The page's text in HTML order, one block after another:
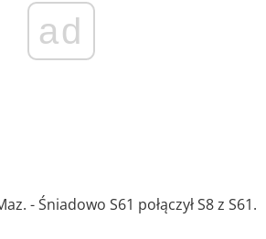
ad
- Śniadowo S61 połączył S8 z S61.